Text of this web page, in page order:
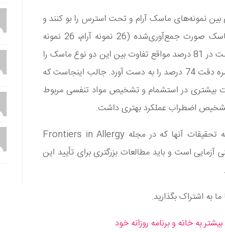
نمونه‌های ماسک آرام و تحت استرس را بو کنند و
سپس روی هر یک از 52 نمونه ماسک صورت جمع‌آوری‌شده (26 نمونه آرام، 26 نمونه
استرس) آزمایش شدند. کالی توانست در 81 درصد مواقع تفاوت بین این دو نوع ماسک را
تشخیص دهد. در حالی که آیوی نمره دقت 74 درصد را به دست آورد. جالب اینجاست که
بیشتری در استشمام و تشخیص مواد تنفسی مربوط
اضطراب عملکرد بهتری داشت.
این تیم تحقیقاتی اذعان می‌کند که تحقیقات آنها که در مجله Frontiers in Allergy
است و باید مطالعات بزرگتری برای تأیید این
به اشتراک بگذارید.